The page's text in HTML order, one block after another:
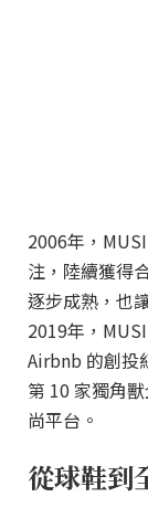
2006年，
注，陸續獲得
逐步成熟，也
2019年，
Airbnb 的創投
第 10 家獨角
尚平台。
從球鞋到